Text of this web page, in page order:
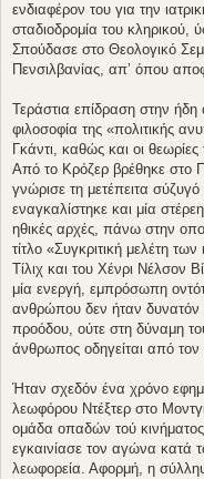
ενδιαφέρον του για την
σταδιοδρομία του κληρικού,
Σπούδασε στο Θεολογικό
Πενσιλβανίας, απ’ όπου
Τεράστια επίδραση στην
φιλοσοφία της «πολιτικής
Γκάντι, καθώς και οι
Από το Κρόζερ βρέθηκε στο
γνώρισε τη μετέπειτα
εναγκαλίστηκε και μία
ηθικές αρχές, πάνω στην
τίτλο «Συγκριτική μελέτη
Τίλιχ και του Χένρι Νέλσον
μία ενεργή, εμπρόσωπη
ανθρώπου δεν ήταν δυνατόν
προόδου, ούτε στη δύναμη
άνθρωπος οδηγείται από
Ήταν σχεδόν ένα χρόνο
λεωφόρου Ντέξτερ στο
ομάδα οπαδών τού κινήματος
εγκαινίασε τον αγώνα κατά
λεωφορεία. Αφορμή, η